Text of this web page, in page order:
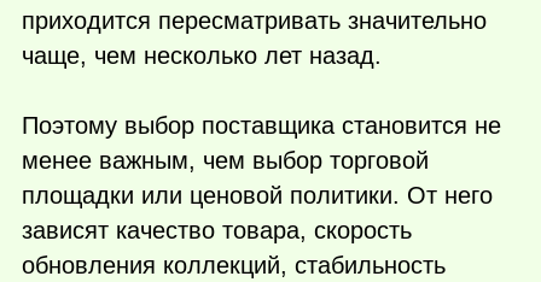
приходится пересматривать значительно
чаще, чем несколько лет назад.
Поэтому выбор поставщика становится не
менее важным, чем выбор торговой
площадки или ценовой политики. От него
зависят качество товара, скорость
обновления коллекций, стабильность